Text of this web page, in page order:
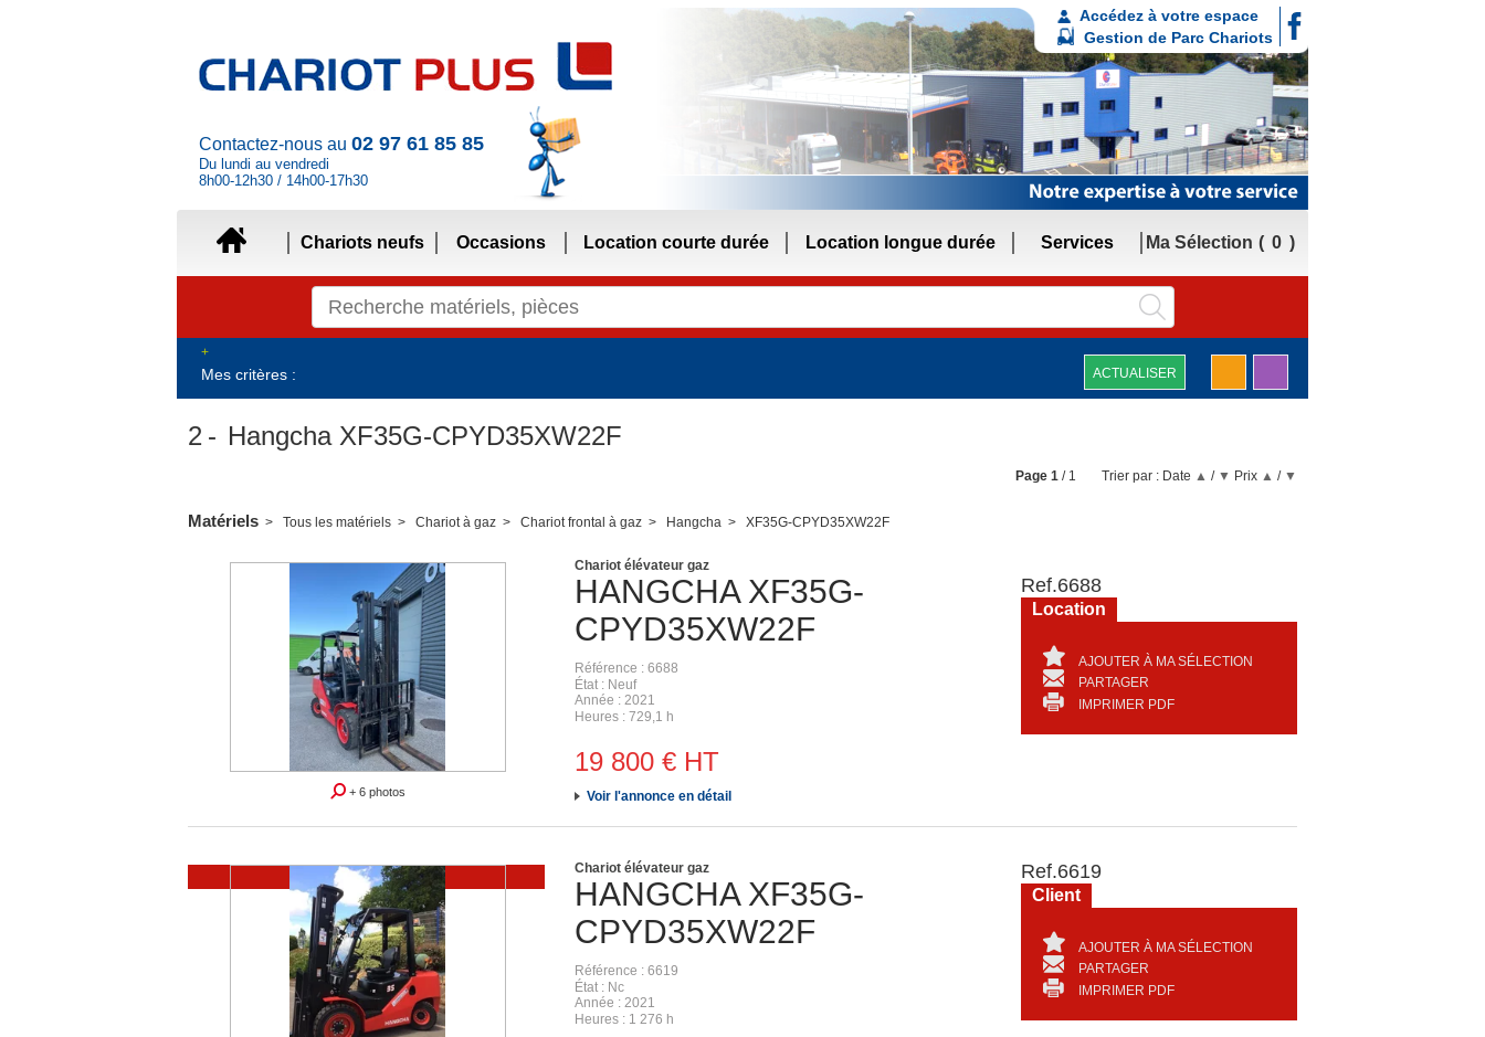
Contactez-nous au 02 97 61 85 85
Du lundi au vendredi
8h00-12h30 / 14h00-17h30
Accédez à votre espace
Gestion de Parc Chariots
Ma Sélection 0
Chariots neufs Occasions Location courte durée Location longue durée Services
Mes critères : ACTUALISER
Matériels Tous les matériels Chariot à gaz Chariot frontal à gaz Hangcha XF35G-CPYD35XW22F
2 Hangcha XF35G-CPYD35XW22F
Trier par : Date ▲ / ▼ Prix ▲ / ▼
Page 1 / 1
+ 6 photos
HANGCHA XF35G-
CPYD35XW22F
Chariot élévateur gaz
Référence
6688
État
Neuf
Année
2021
Heures
729,1 h
19 800 € HT
Voir l'annonce en détail
Ref.6688
Location
AJOUTER À MA SÉLECTION
PARTAGER
IMPRIMER PDF
Vendu HANGCHA XF35G-
CPYD35XW22F
Chariot élévateur gaz
Référence
6619
État
Nc
Année
2021
Heures
1 276 h
Ref.6619
Client
AJOUTER À MA SÉLECTION
PARTAGER
IMPRIMER PDF